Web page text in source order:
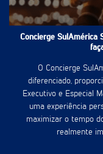
Concierge SulAmérica
O Concierge
diferenciado,
Executivo e Especial
uma experiência
maximizar o tempo
realmente